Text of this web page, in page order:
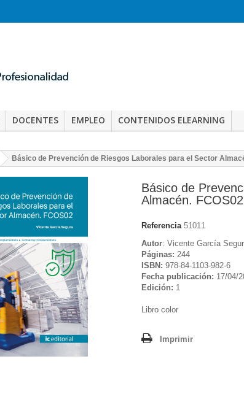
DOCENTES EMPLEO CONTENIDOS ELEARNING
Básico de Prevención de Riesgos Laborales para el Sector
Básico de
Almacén. FCOS02
Referencia 51011
Autor: Vicente García
Páginas: 244
ISBN: 978-84-1103-982-6
Fecha publicación: 17/04/
Edición: 1
Libro color
Imprimir